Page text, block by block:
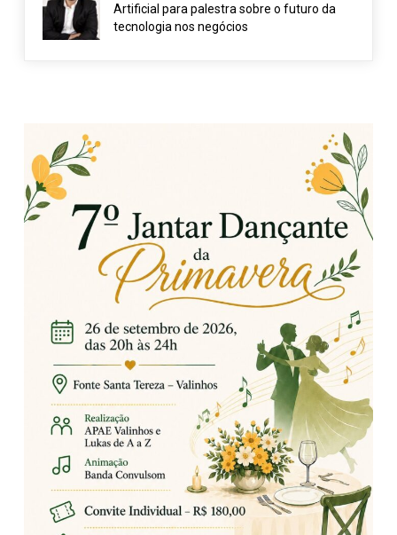
Artificial para palestra sobre o futuro da
tecnologia nos negócios